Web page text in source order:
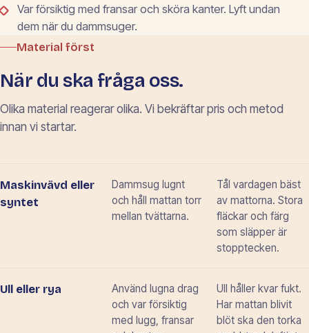
Var försiktig med fransar och sköra kanter. Lyft undan
dem när du dammsuger.
Material först
När du ska fråga oss.
Olika material reagerar olika. Vi bekräftar pris och metod
innan vi startar.
Maskinvävd eller
syntet
Dammsug lugnt
och håll mattan torr
mellan tvättarna.
Tål vardagen bäst
av mattorna. Stora
fläckar och färg
som släpper är
stopptecken.
Ull eller rya
Använd lugna drag
och var försiktig
med lugg, fransar
Ull håller kvar fukt.
Har mattan blivit
blöt ska den torka